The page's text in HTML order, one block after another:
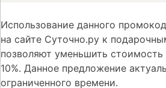
Использование данного
на сайте Суточно.ру к
позволяют уменьшить
10%. Данное предложение
ограниченного времени.